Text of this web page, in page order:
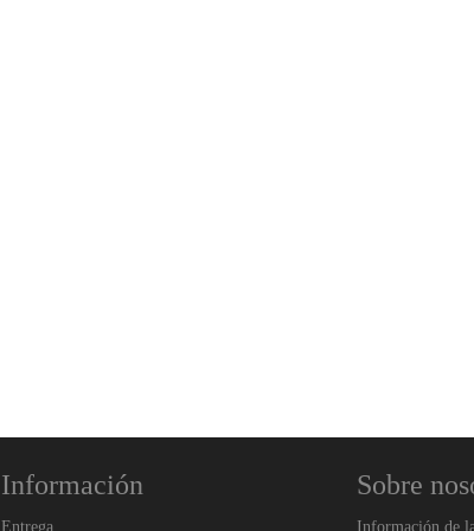
Información
Entrega
Sobre
Información de